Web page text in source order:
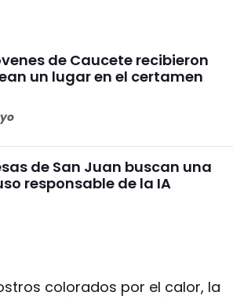
de Caucete recibieron
un lugar en el certamen
de San Juan buscan una
responsable de la IA
colorados por el calor, la